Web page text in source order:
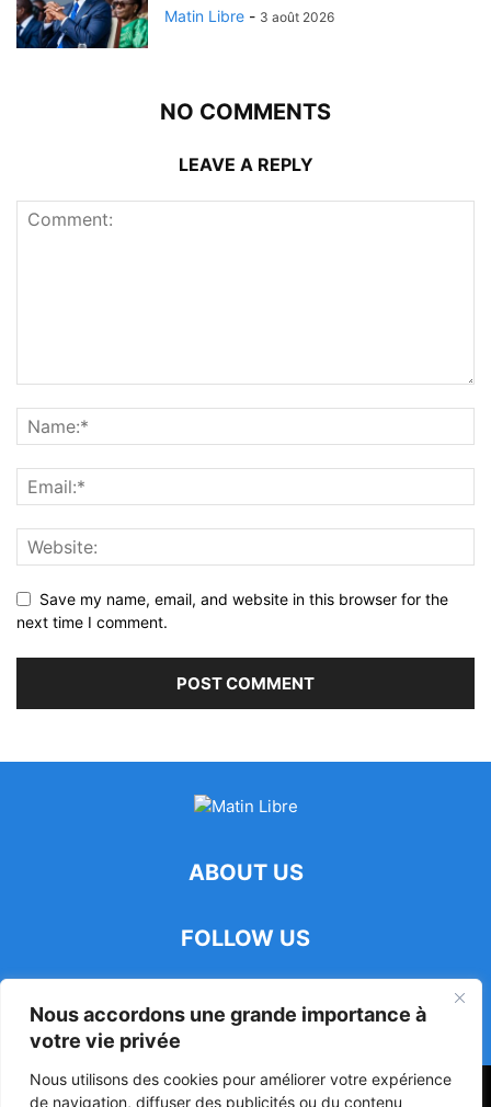
Nous accordons une grande importance à
votre vie privée
Nous utilisons des cookies pour améliorer votre expérience
de navigation, diffuser des publicités ou du contenu
Matin Libre - 3 août 2026
NO COMMENTS
LEAVE A REPLY
Save my name, email, and website in this browser for the
next time I comment.
ABOUT US
FOLLOW US
47ᵉ Assemblée Mondiale sur la Protection de la Vie Privée: Me